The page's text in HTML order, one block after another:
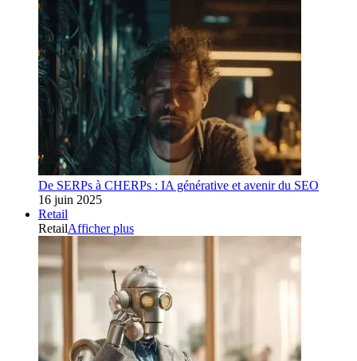
De SERPs à CHERPs : IA générative et avenir du SEO
16 juin 2025
Retail
RetailAfficher plus